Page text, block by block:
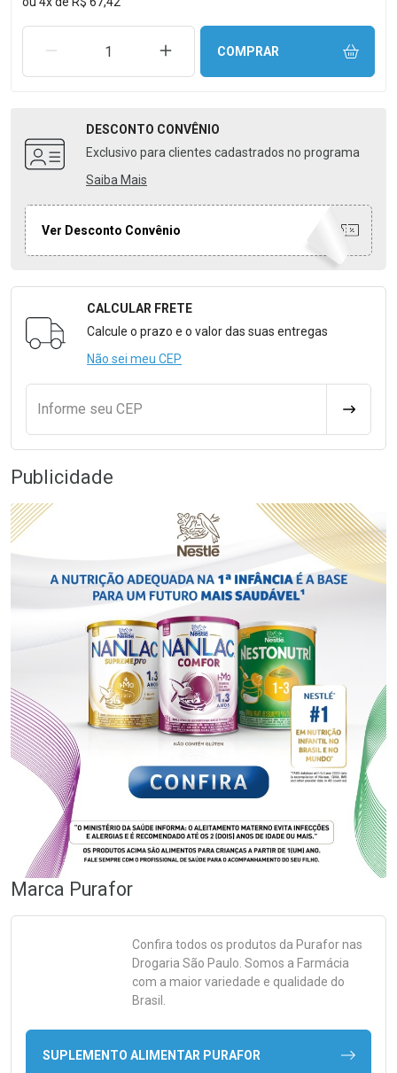
REMOVER UMA UNIDADEAUMENTAR UMA UNIDADE
COMPRAR
DESCONTO CONVÊNIO
Exclusivo para clientes cadastrados no programa
Saiba Mais
Ver Desconto Convênio
Formulário para Calcular o Frete
CALCULAR FRETE
Calcule o prazo e o valor das suas entregas
Não sei meu CEP
Informe seu CEP
Publicidade
Marca Purafor
Confira todos os produtos da Purafornas
Drogaria São Paulo. Somos a Farmácia
com a maior variedade e qualidade do
Brasil.
SUPLEMENTO ALIMENTAR PURAFOR